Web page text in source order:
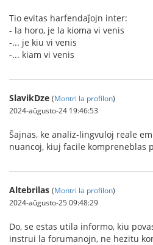
Tio evitas harfendaĵojn inter:
- la horo, je la kioma vi venis
-... je kiu vi venis
-... kiam vi venis
SlavikDze (Montri la profilon)
2024-aŭgusto-24 19:46:53
Ŝajnas, ke analiz-lingvuloj reale
nuancoj, kiuj facile kompreneblas
Altebrilas (Montri la profilon)
2024-aŭgusto-25 09:48:29
Do, se estas utila informo, kiu
instrui la forumanojn, ne hezitu